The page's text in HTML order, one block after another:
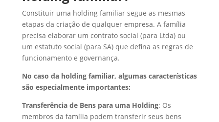
Constituir uma holding familiar segue as mesmas
etapas da criação de qualquer empresa. A família
precisa elaborar um contrato social (para Ltda) ou
um estatuto social (para SA) que defina as regras de
funcionamento e governança.
No caso da holding familiar, algumas características
são especialmente importantes:
Transferência de Bens para uma Holding: Os
membros da família podem transferir seus bens